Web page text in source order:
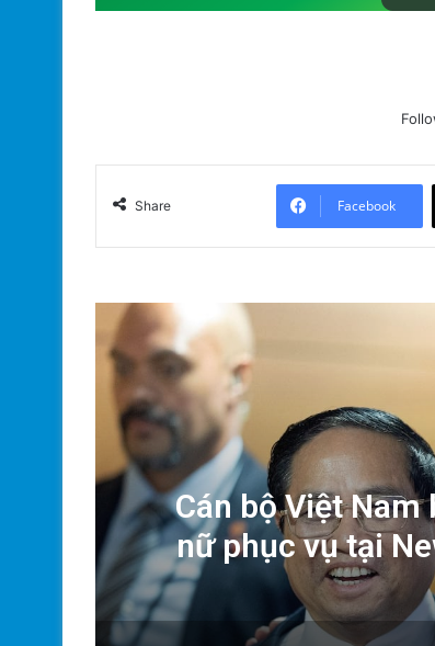
Share Facebook
Cán bộ Việt
nữ phục vụ tại
của